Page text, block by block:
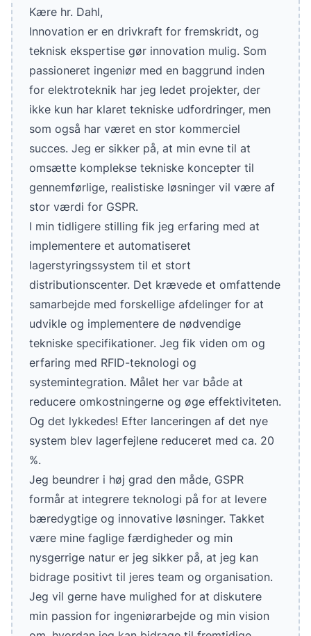
Kære hr. Dahl,
Innovation er en drivkraft for fremskridt, og
teknisk ekspertise gør innovation mulig. Som
passioneret ingeniør med en baggrund inden
for elektroteknik har jeg ledet projekter, der
ikke kun har klaret tekniske udfordringer, men
som også har været en stor kommerciel
succes. Jeg er sikker på, at min evne til at
omsætte komplekse tekniske koncepter til
gennemførlige, realistiske løsninger vil være af
stor værdi for GSPR.
I min tidligere stilling fik jeg erfaring med at
implementere et automatiseret
lagerstyringssystem til et stort
distributionscenter. Det krævede et omfattende
samarbejde med forskellige afdelinger for at
udvikle og implementere de nødvendige
tekniske specifikationer. Jeg fik viden om og
erfaring med RFID-teknologi og
systemintegration. Målet her var både at
reducere omkostningerne og øge effektiviteten.
Og det lykkedes! Efter lanceringen af det nye
system blev lagerfejlene reduceret med ca. 20
%.
Jeg beundrer i høj grad den måde, GSPR
formår at integrere teknologi på for at levere
bæredygtige og innovative løsninger. Takket
være mine faglige færdigheder og min
nysgerrige natur er jeg sikker på, at jeg kan
bidrage positivt til jeres team og organisation.
Jeg vil gerne have mulighed for at diskutere
min passion for ingeniørarbejde og min vision